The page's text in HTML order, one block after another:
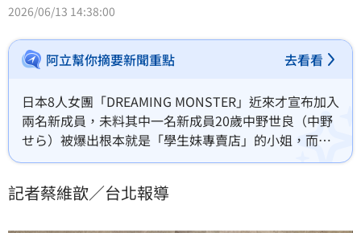
2026/06/13 14:38:00
阿立幫你摘要新聞重點 去看看
日本8人女團「DREAMING MONSTER」近來才宣布加入
兩名新成員，未料其中一名新成員20歲中野世良（中野
せら）被爆出根本就是「學生妹專賣店」的小姐，而且
花名跟價目表都曝光了。蔡維歆
記者蔡維歆／台北報導